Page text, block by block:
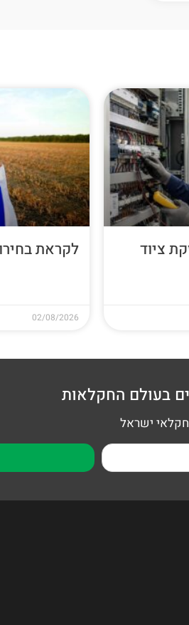
ציוד
לקראת בחירות
02/08/2026
בעולם החקלאות
ישראל